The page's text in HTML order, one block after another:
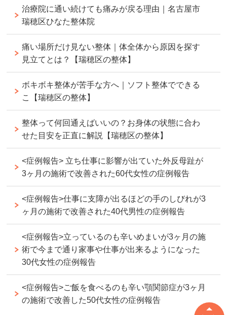
治療院に通い続けても痛みが戻る理由｜名古屋市
瑞穂区ひなた整体院
痛い場所だけ見ない整体｜体全体から原因を探す
見立てとは？【瑞穂区の整体】
ボキボキ整体が苦手な方へ｜ソフト整体でできる
こ【瑞穂区の整体】
整体って何回通えばいいの？お身体の状態に合わ
せた目安を正直に解説【瑞穂区の整体】
<症例報告> 立ち仕事に影響が出ていた外反母趾が
3ヶ月の施術で改善された60代女性の症例報告
<症例報告>仕事に支障が出るほどの手のしびれが3
ヶ月の施術で改善された40代男性の症例報告
<症例報告>立っているのも辛いめまいが3ヶ月の施
術で今まで通り家事や仕事が出来るようになった
30代女性の症例報告
<症例報告>ご飯を食べるのも辛い顎関節症が3ヶ月
の施術で改善した50代女性の症例報告